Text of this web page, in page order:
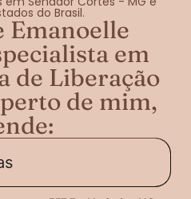
do Brasil.
Emanoelle
em
de Liberação
de mim,